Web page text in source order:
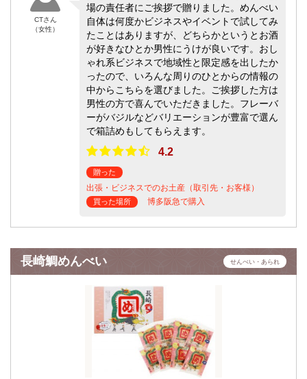
CTさん
（女性）
場の責任者にご挨拶で贈りました。めんべい
自体は何度かビジネスやイベントで試してみ
たことはありますが、どちらかというとお酒
が好きなひとか男性にうけが良いです。おし
ゃれ系ビジネスで地域性と限定感を出したか
ったので、いろんな周りのひとからの情報の
中からこちらを選びました。ご挨拶した方は
男性の方で喜んでいただきました。フレーバ
ーがバジルなどバリエーションが豊富で選ん
で箱詰めもしてもらえます。
4.2
贈った
出張・ビジネスでのお土産（取引先・お客様）
買った場所 博多阪急で購入
長崎鯛めんべい せんべい・あられ